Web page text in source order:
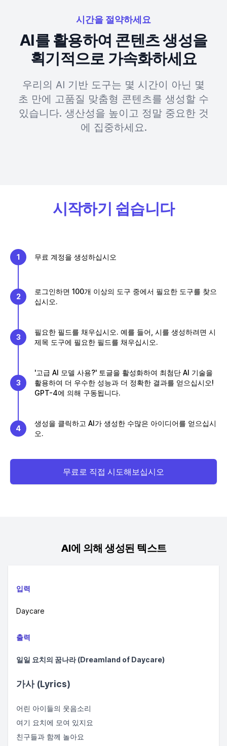
시간을 절약하세요
AI를 활용하여 콘텐츠 생성을
획기적으로 가속화하세요
우리의 AI 기반 도구는 몇 시간이 아닌 몇
초 만에 고품질 맞춤형 콘텐츠를 생성할 수
있습니다. 생산성을 높이고 정말 중요한 것
에 집중하세요.
시작하기 쉽습니다
1 무료 계정을 생성하십시오
2
로그인하면 100개 이상의 도구 중에서 필요한 도구를 찾으
십시오.
3
필요한 필드를 채우십시오. 예를 들어, 시를 생성하려면 시
제목 도구에 필요한 필드를 채우십시오.
3
'고급 AI 모델 사용?' 토글을 활성화하여 최첨단 AI 기술을
활용하여 더 우수한 성능과 더 정확한 결과를 얻으십시오!
GPT-4에 의해 구동됩니다.
4
생성을 클릭하고 AI가 생성한 수많은 아이디어를 얻으십시
오.
무료로 직접 시도해보십시오
AI에 의해 생성된 텍스트
입력
Daycare
출력
일일 요치의 꿈나라 (Dreamland of Daycare)
가사 (Lyrics)
어린 아이들의 웃음소리
여기 요치에 모여 있지요
친구들과 함께 놀아요